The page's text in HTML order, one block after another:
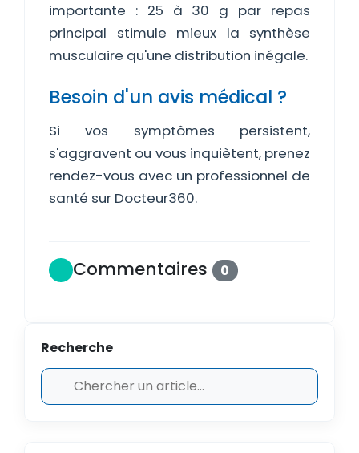
importante : 25 à 30 g par repas
principal stimule mieux la synthèse
musculaire qu'une distribution inégale.
Besoin d'un avis médical ?
Si vos symptômes persistent,
s'aggravent ou vous inquiètent, prenez
rendez-vous avec un professionnel de
santé sur Docteur360.
Commentaires 0
Recherche